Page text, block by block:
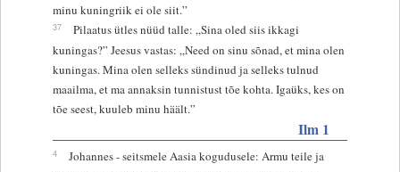
minu kuningriik ei ole siit.”
37
Pilaatus ütles nüüd talle: „Sina oled siis ikkagi
kuningas?” Jeesus vastas: „Need on sinu sõnad, et mina olen
kuningas. Mina olen selleks sündinud ja selleks tulnud
maailma, et ma annaksin tunnistust tõe kohta. Igaüks, kes on
tõe seest, kuuleb minu häält.”
Ilm 1
4
Johannes - seitsmele Aasia kogudusele: Armu teile ja